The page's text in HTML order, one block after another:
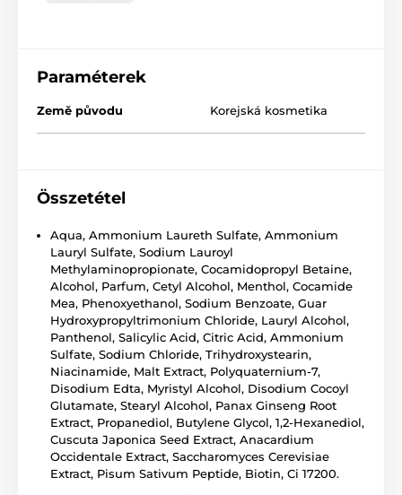
Paraméterek
Země původu Korejská kosmetika
Összetétel
Aqua, Ammonium Laureth Sulfate, Ammonium
Lauryl Sulfate, Sodium Lauroyl
Methylaminopropionate, Cocamidopropyl Betaine,
Alcohol, Parfum, Cetyl Alcohol, Menthol, Cocamide
Mea, Phenoxyethanol, Sodium Benzoate, Guar
Hydroxypropyltrimonium Chloride, Lauryl Alcohol,
Panthenol, Salicylic Acid, Citric Acid, Ammonium
Sulfate, Sodium Chloride, Trihydroxystearin,
Niacinamide, Malt Extract, Polyquaternium-7,
Disodium Edta, Myristyl Alcohol, Disodium Cocoyl
Glutamate, Stearyl Alcohol, Panax Ginseng Root
Extract, Propanediol, Butylene Glycol, 1,2-Hexanediol,
Cuscuta Japonica Seed Extract, Anacardium
Occidentale Extract, Saccharomyces Cerevisiae
Extract, Pisum Sativum Peptide, Biotin, Ci 17200.